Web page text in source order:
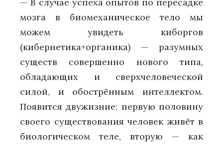
мозга в биомеханическое тело мы
можем увидеть киборгов
(кибернетика+органика) — разумных
существ совершенно нового типа,
обладающих и сверхчеловеческой
силой, и обострённым интеллектом.
Появится двужизние: первую половину
своего существования человек живёт в
биологическом теле, вторую — как